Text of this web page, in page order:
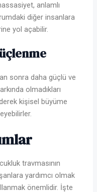
anlamlı
diğer insanlara
yol açabilir.
sonra daha güçlü ve
olmadıkları
kişisel büyüme
travmasının
yardımcı olmak
önemlidir. İşte